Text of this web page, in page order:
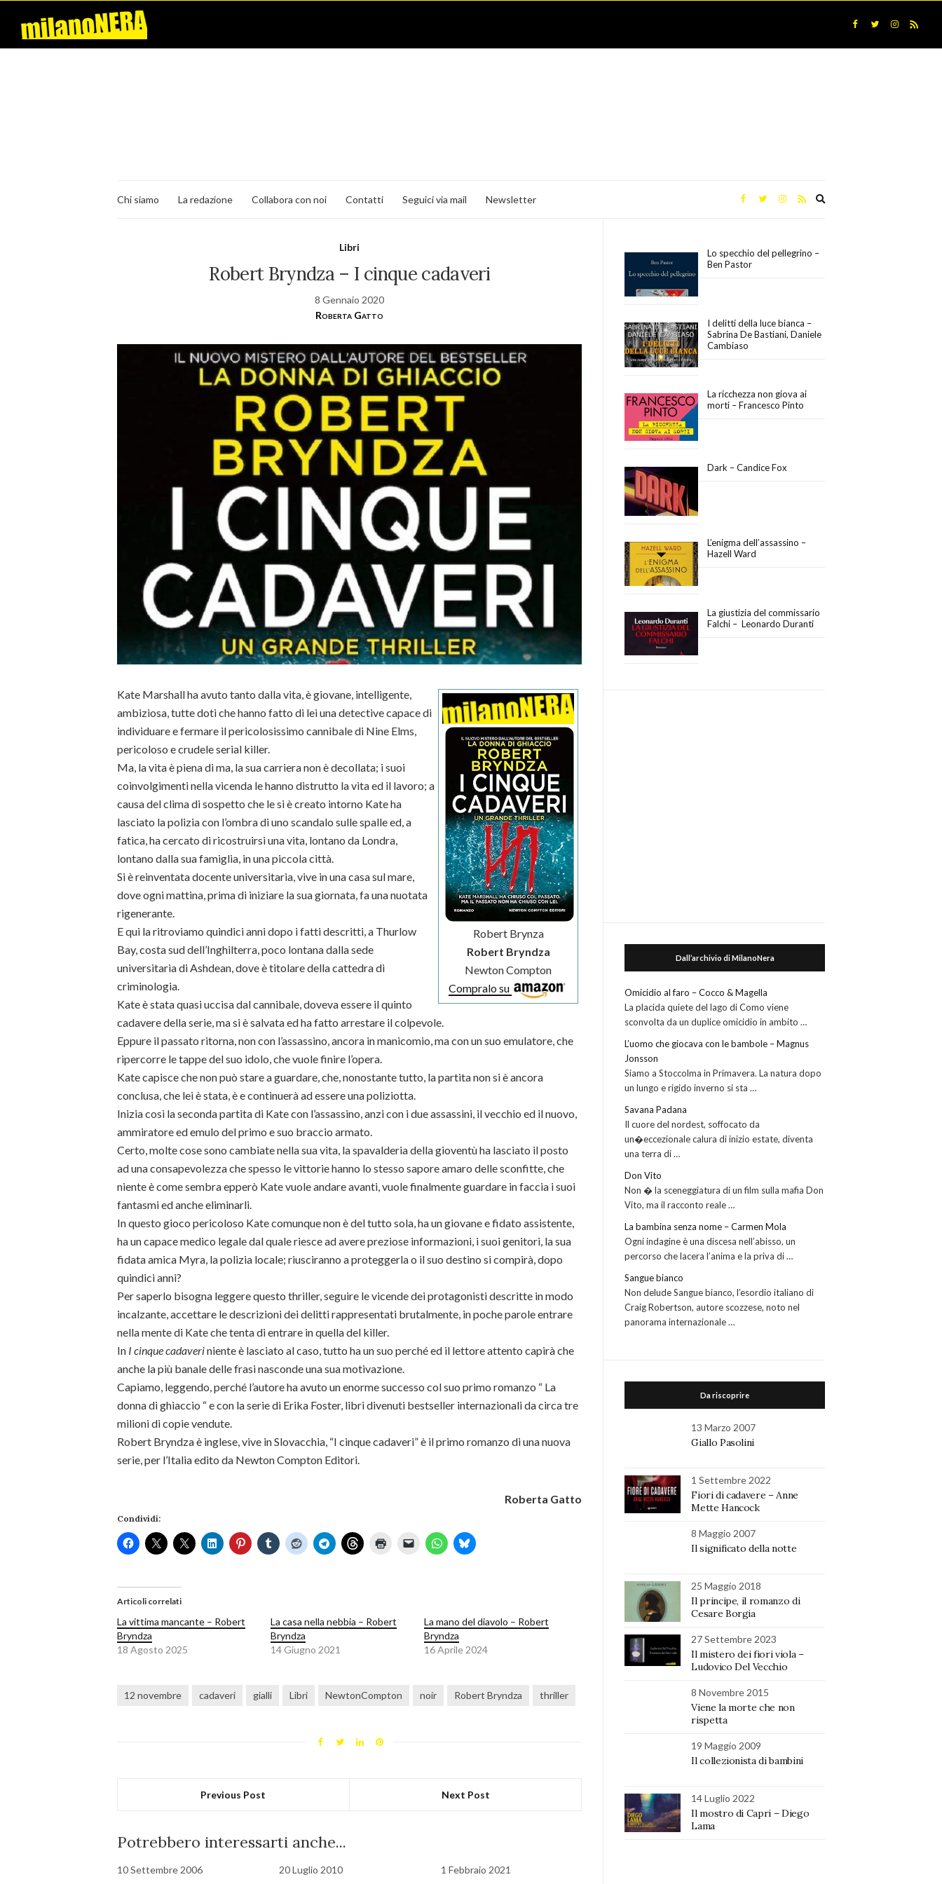
Chi siamo La redazione Collabora con noi Contatti Seguici via mail Newsletter
Libri
Robert Bryndza – I cinque cadaveri
8 Gennaio 2020
Roberta Gatto
Robert Brynza
Robert Bryndza
Newton Compton
Compralo su
Kate Marshall ha avuto tanto dalla vita, è giovane, intelligente,
ambiziosa, tutte doti che hanno fatto di lei una detective capace di
individuare e fermare il pericolosissimo cannibale di Nine Elms,
pericoloso e crudele serial killer.
Ma, la vita è piena di ma, la sua carriera non è decollata; i suoi
coinvolgimenti nella vicenda le hanno distrutto la vita ed il lavoro; a
causa del clima di sospetto che le si è creato intorno Kate ha
lasciato la polizia con l’ombra di uno scandalo sulle spalle ed, a
fatica, ha cercato di ricostruirsi una vita, lontano da Londra,
lontano dalla sua famiglia, in una piccola città.
Si è reinventata docente universitaria, vive in una casa sul mare,
dove ogni mattina, prima di iniziare la sua giornata, fa una nuotata
rigenerante.
E qui la ritroviamo quindici anni dopo i fatti descritti, a Thurlow
Bay, costa sud dell’Inghilterra, poco lontana dalla sede
universitaria di Ashdean, dove è titolare della cattedra di
criminologia.
Kate è stata quasi uccisa dal cannibale, doveva essere il quinto
cadavere della serie, ma si è salvata ed ha fatto arrestare il colpevole.
Eppure il passato ritorna, non con l’assassino, ancora in manicomio, ma con un suo emulatore, che
ripercorre le tappe del suo idolo, che vuole finire l’opera.
Kate capisce che non può stare a guardare, che, nonostante tutto, la partita non si è ancora
conclusa, che lei è stata, è e continuerà ad essere una poliziotta.
Inizia così la seconda partita di Kate con l’assassino, anzi con i due assassini, il vecchio ed il nuovo,
ammiratore ed emulo del primo e suo braccio armato.
Certo, molte cose sono cambiate nella sua vita, la spavalderia della gioventù ha lasciato il posto
ad una consapevolezza che spesso le vittorie hanno lo stesso sapore amaro delle sconfitte, che
niente è come sembra epperò Kate vuole andare avanti, vuole finalmente guardare in faccia i suoi
fantasmi ed anche eliminarli.
In questo gioco pericoloso Kate comunque non è del tutto sola, ha un giovane e fidato assistente,
ha un capace medico legale dal quale riesce ad avere preziose informazioni, i suoi genitori, la sua
fidata amica Myra, la polizia locale; riusciranno a proteggerla o il suo destino si compirà, dopo
quindici anni?
Per saperlo bisogna leggere questo thriller, seguire le vicende dei protagonisti descritte in modo
incalzante, accettare le descrizioni dei delitti rappresentati brutalmente, in poche parole entrare
nella mente di Kate che tenta di entrare in quella del killer.
In I cinque cadaveriniente è lasciato al caso, tutto ha un suo perché ed il lettore attento capirà che
anche la più banale delle frasi nasconde una sua motivazione.
Capiamo, leggendo, perché l’autore ha avuto un enorme successo col suo primo romanzo “ La
donna di ghiaccio “ e con la serie di Erika Foster, libri divenuti bestseller internazionali da circa tre
milioni di copie vendute.
Robert Bryndza è inglese, vive in Slovacchia, “I cinque cadaveri” è il primo romanzo di una nuova
serie, per l’Italia edito da Newton Compton Editori.
Roberta Gatto
Condividi:
Articoli correlati
La vittima mancante – Robert
Bryndza
18 Agosto 2025
La casa nella nebbia – Robert
Bryndza
14 Giugno 2021
La mano del diavolo – Robert
Bryndza
16 Aprile 2024
12 novembre cadaveri gialli Libri NewtonCompton noir Robert Bryndza thriller
Previous Post Next Post
Potrebbero interessarti anche...
10 Settembre 2006 20 Luglio 2010 1 Febbraio 2021
Lo specchio del pellegrino –
Ben Pastor
I delitti della luce bianca –
Sabrina De Bastiani, Daniele
Cambiaso
La ricchezza non giova ai
morti – Francesco Pinto
Dark – Candice Fox
L’enigma dell’assassino –
Hazell Ward
La giustizia del commissario
Falchi – Leonardo Duranti
Dall’archivio di MilanoNera
Omicidio al faro – Cocco & Magella
La placida quiete del lago di Como viene
sconvolta da un duplice omicidio in ambito …
L’uomo che giocava con le bambole – Magnus
Jonsson
Siamo a Stoccolma in Primavera. La natura dopo
un lungo e rigido inverno si sta …
Savana Padana
Il cuore del nordest, soffocato da
un�eccezionale calura di inizio estate, diventa
una terra di …
Don Vito
Non � la sceneggiatura di un film sulla mafia Don
Vito, ma il racconto reale …
La bambina senza nome – Carmen Mola
Ogni indagine è una discesa nell’abisso, un
percorso che lacera l’anima e la priva di …
Sangue bianco
Non delude Sangue bianco, l’esordio italiano di
Craig Robertson, autore scozzese, noto nel
panorama internazionale …
Da riscoprire
13 Marzo 2007
Giallo Pasolini
1 Settembre 2022
Fiori di cadavere – Anne
Mette Hancock
8 Maggio 2007
Il significato della notte
25 Maggio 2018
Il principe, il romanzo di
Cesare Borgia
27 Settembre 2023
Il mistero dei fiori viola –
Ludovico Del Vecchio
8 Novembre 2015
Viene la morte che non
rispetta
19 Maggio 2009
Il collezionista di bambini
14 Luglio 2022
Il mostro di Capri – Diego
Lama